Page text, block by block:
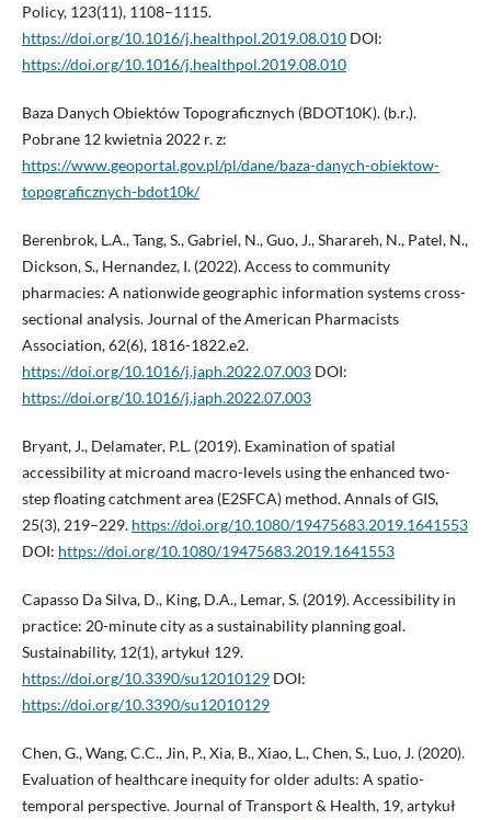
Policy, 123(11), 1108–1115.
https://doi.org/10.1016/j.healthpol.2019.08.010DOI:
https://doi.org/10.1016/j.healthpol.2019.08.010
Baza Danych Obiektów Topograficznych (BDOT10K). (b.r.).
Pobrane 12 kwietnia 2022 r. z:
https://www.geoportal.gov.pl/pl/dane/baza-danych-obiektow-
topograficznych-bdot10k/
Berenbrok, L.A., Tang, S., Gabriel, N., Guo, J., Sharareh, N., Patel, N.,
Dickson, S., Hernandez, I. (2022). Access to community
pharmacies: A nationwide geographic information systems cross-
sectional analysis. Journal of the American Pharmacists
Association, 62(6), 1816-1822.e2.
https://doi.org/10.1016/j.japh.2022.07.003DOI:
https://doi.org/10.1016/j.japh.2022.07.003
Bryant, J., Delamater, P.L. (2019). Examination of spatial
accessibility at microand macro-levels using the enhanced two-
step floating catchment area (E2SFCA) method. Annals of GIS,
25(3), 219–229. https://doi.org/10.1080/19475683.2019.1641553
DOI: https://doi.org/10.1080/19475683.2019.1641553
Capasso Da Silva, D., King, D.A., Lemar, S. (2019). Accessibility in
practice: 20-minute city as a sustainability planning goal.
Sustainability, 12(1), artykuł 129.
https://doi.org/10.3390/su12010129DOI:
https://doi.org/10.3390/su12010129
Chen, G., Wang, C.C., Jin, P., Xia, B., Xiao, L., Chen, S., Luo, J. (2020).
Evaluation of healthcare inequity for older adults: A spatio-
temporal perspective. Journal of Transport & Health, 19, artykuł